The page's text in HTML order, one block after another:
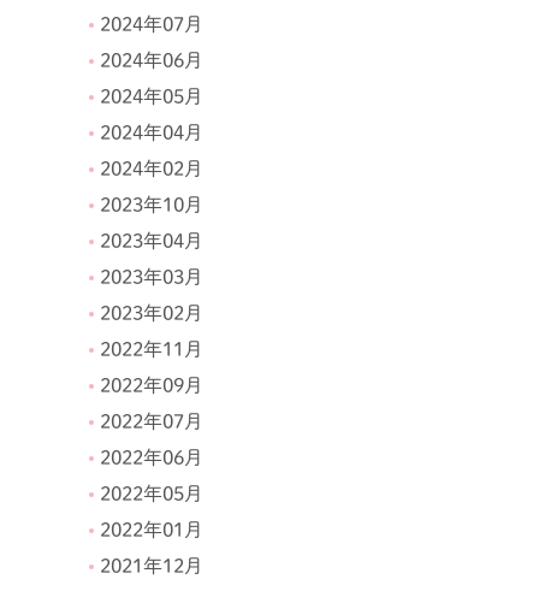
2024年07月
2024年06月
2024年05月
2024年04月
2024年02月
2023年10月
2023年04月
2023年03月
2023年02月
2022年11月
2022年09月
2022年07月
2022年06月
2022年05月
2022年01月
2021年12月